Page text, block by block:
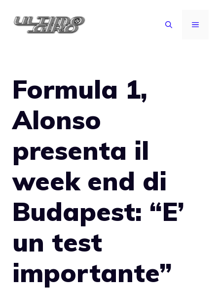
MENU
Formula 1,
Alonso
presenta il
week end di
Budapest: “E’
un test
importante”